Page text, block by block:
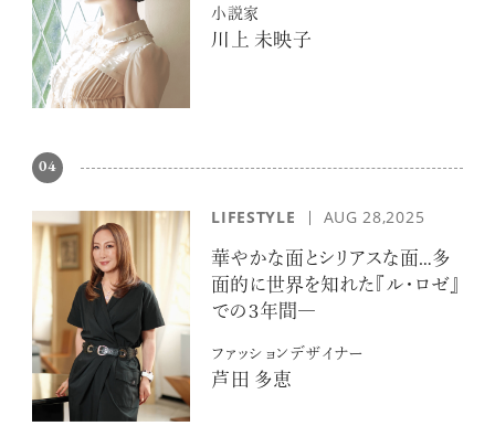
小説家
川上 未映子
04
LIFESTYLE AUG 28,2025
華やかな面とシリアスな面…多
面的に世界を知れた『ル・ロゼ』
での３年間―
ファッションデザイナー
芦田 多恵